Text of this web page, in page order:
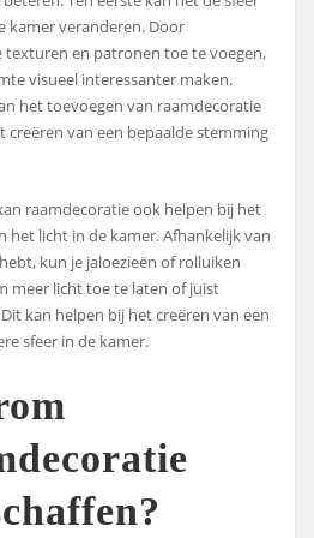
kamer veranderen. Door
texturen en patronen toe te voegen,
visueel interessanter maken.
het toevoegen van raamdecoratie
creëren van een bepaalde stemming
raamdecoratie ook helpen bij het
het licht in de kamer. Afhankelijk van
kun je jaloezieën of rolluiken
meer licht toe te laten of juist
kan helpen bij het creëren van een
sfeer in de kamer.